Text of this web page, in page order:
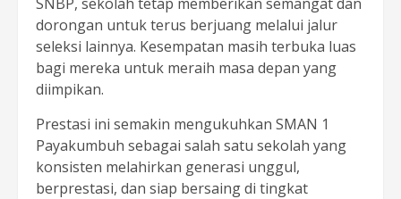
dorongan untuk terus berjuang melalui jalur
seleksi lainnya. Kesempatan masih terbuka luas
bagi mereka untuk meraih masa depan yang
diimpikan.
Prestasi ini semakin mengukuhkan SMAN 1
Payakumbuh sebagai salah satu sekolah yang
konsisten melahirkan generasi unggul,
berprestasi, dan siap bersaing di tingkat